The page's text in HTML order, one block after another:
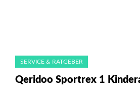
SERVICE & RATGEBER
Qeridoo Sportrex 1